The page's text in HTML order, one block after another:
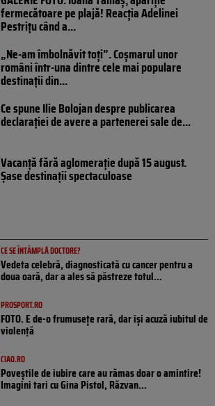
fermecătoare pe plajă! Reacția Adelinei
Pestrițu când a...
„Ne-am îmbolnăvit toți”. Coșmarul unor
români într-una dintre cele mai populare
destinații din...
Ce spune Ilie Bolojan despre publicarea
declarației de avere a partenerei sale de...
Vacanță fără aglomerație după 15 august.
Șase destinații spectaculoase
CE SE ÎNTÂMPLĂ DOCTORE?
Vedeta celebră, diagnosticată cu cancer pentru a
doua oară, dar a ales să păstreze totul...
PROSPORT.RO
FOTO. E de-o frumusețe rară, dar își acuză iubitul de
violență
CIAO.RO
Poveştile de iubire care au rămas doar o amintire!
Imagini tari cu Gina Pistol, Răzvan...